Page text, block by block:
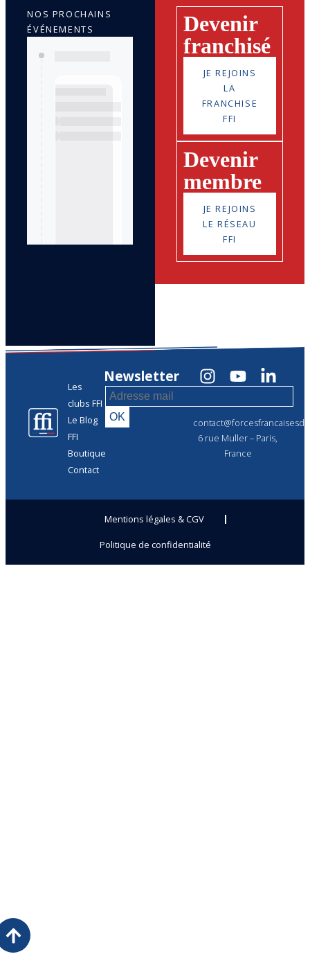
Devenir
franchisé
JE REJOINS
LA
FRANCHISE
FFI
Devenir
membre
JE REJOINS
LE RÉSEAU
FFI
NOS PROCHAINS
ÉVÉNEMENTS
Les
clubs FFI
Le Blog
FFI
Boutique
Contact
6 rue Muller – Paris,
France
Newsletter
Mentions légales & CGV
Politique de confidentialité